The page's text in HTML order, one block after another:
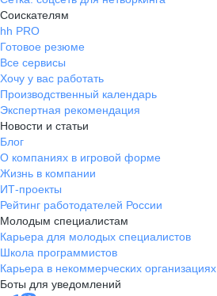
Соискателям
hh PRO
Готовое резюме
Все сервисы
Хочу у вас работать
Производственный календарь
Экспертная рекомендация
Новости и статьи
Блог
О компаниях в игровой форме
Жизнь в компании
ИТ-проекты
Рейтинг работодателей России
Молодым специалистам
Карьера для молодых специалистов
Школа программистов
Карьера в некоммерческих организациях
Боты для уведомлений